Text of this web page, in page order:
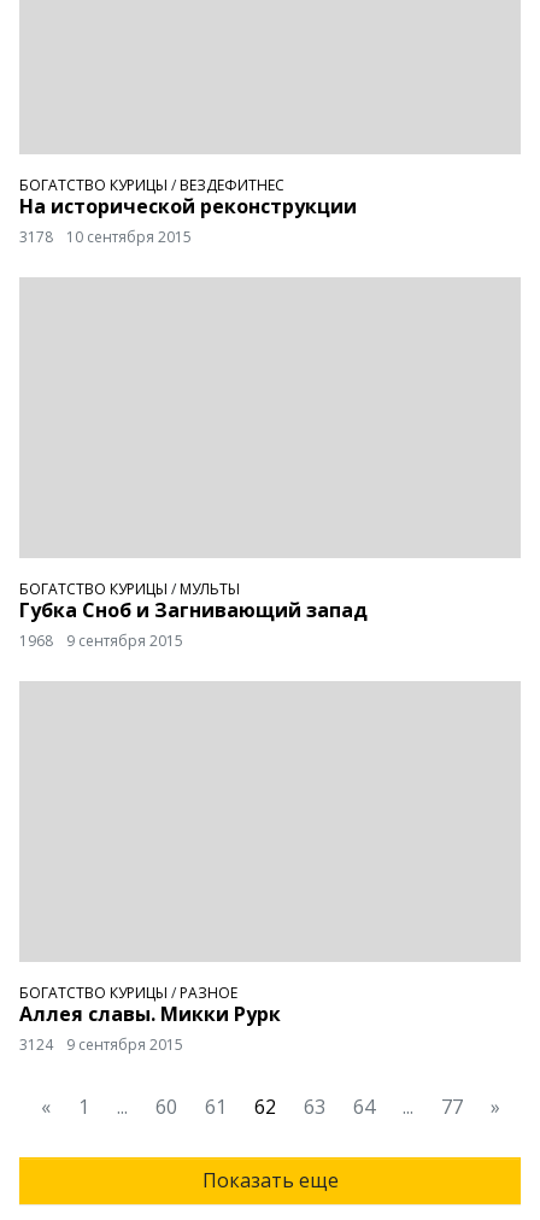
БОГАТСТВО КУРИЦЫ /ВЕЗДЕФИТНЕС
На исторической реконструкции
3178 10 сентября 2015
БОГАТСТВО КУРИЦЫ /МУЛЬТЫ
Губка Сноб и Загнивающий запад
1968 9 сентября 2015
БОГАТСТВО КУРИЦЫ /РАЗНОЕ
Аллея славы. Микки Рурк
3124 9 сентября 2015
« 1 ... 60 61 62 63 64 ... 77 »
Показать еще